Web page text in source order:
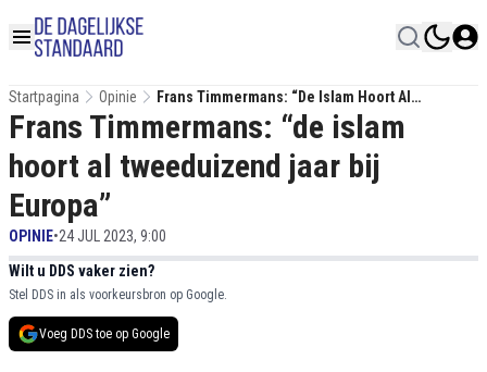
Startpagina Opinie
Frans Timmermans: “de Islam Hoort Al
Tweeduizend Jaar Bij Europa”
Frans Timmermans: “de islam
hoort al tweeduizend jaar bij
Europa”
OPINIE•24 JUL 2023, 9:00
Wilt u DDS vaker zien?
Stel DDS in als voorkeursbron op Google.
Voeg DDS toe op Google